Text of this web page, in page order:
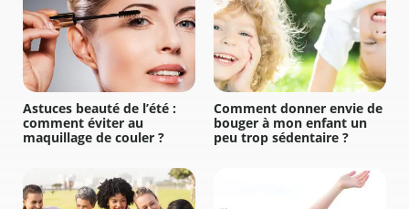
Astuces beauté de l’été :
comment éviter au
maquillage de couler ?
Comment donner envie de
bouger à mon enfant un
peu trop sédentaire ?